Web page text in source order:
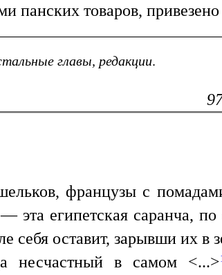
панских товаров,
главы, редакции.
французы с
эта египетская саранча,
себя оставит, зарывши их в
несчастный в самом <...>